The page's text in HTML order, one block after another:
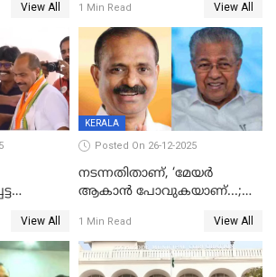
View All
മരിച്ചനിലയിൽ
1 Min Read View All
View All
KERALA
Posted On 26-12-2025
നടന്നതിതാണ്, ‘മേയർ
ആകാൻ പോവുകയാണ്...;
മുഖ്യമന്ത്രിയുടെ ഓഫീസ്
തന്നെ വിശദീകരിയ്ക്കുന്നു;
സത്യമിതാണ്
1 Min Read View All